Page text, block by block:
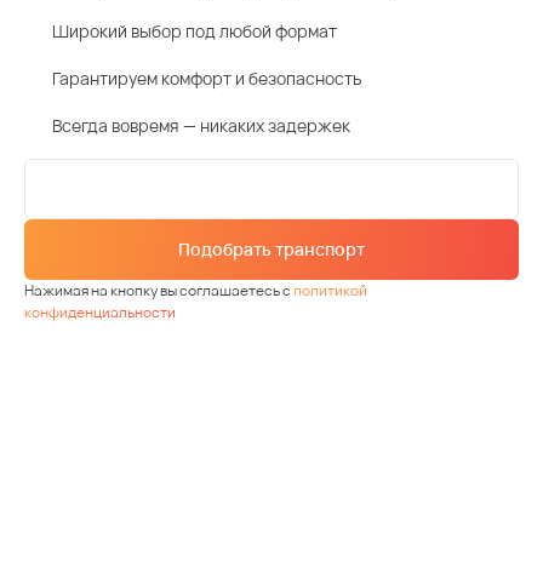
Широкий выбор под любой формат
Гарантируем комфорт и безопасность
Всегда вовремя — никаких задержек
Подобрать транспорт
Нажимая на кнопку вы соглашаетесь сполитикой
конфиденциальности